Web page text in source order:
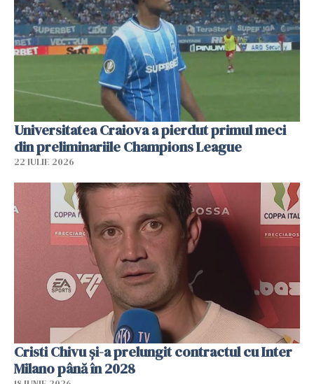
Universitatea Craiova a pierdut primul meci
din preliminariile Champions League
22 IULIE 2026
Cristi Chivu şi-a prelungit contractul cu Inter
Milano până în 2028